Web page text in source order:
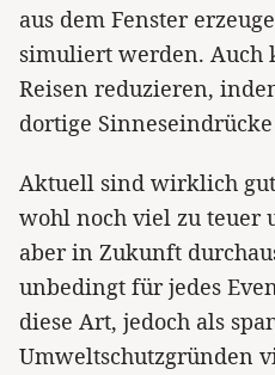
aus dem Fenster
simuliert werden. Auch
Reisen reduzieren,
dortige
Aktuell sind wirklich
wohl noch viel zu teuer
aber in Zukunft
unbedingt für jedes
diese Art, jedoch als
Umweltschutzgründen